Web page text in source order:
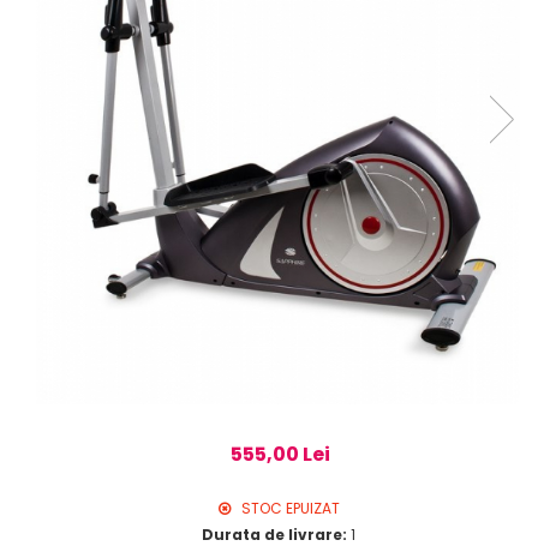
555,00 Lei
STOC EPUIZAT
Durata de livrare: 1